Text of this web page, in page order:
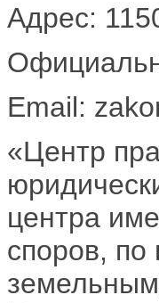
Адрес:
Email:
«Центр
центра
споров,